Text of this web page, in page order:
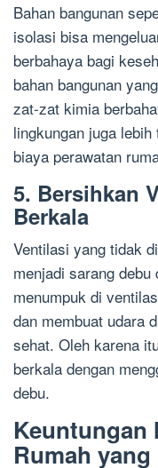
Bahan bangunan
isolasi bisa
berbahaya bagi
bahan bangunan
zat-zat kimia
lingkungan juga
biaya perawatan
5. Bersihkan
Berkala
Ventilasi yang tidak
menjadi sarang
menumpuk di
dan membuat udara
sehat. Oleh karena
berkala dengan
debu.
Keuntungan
Rumah